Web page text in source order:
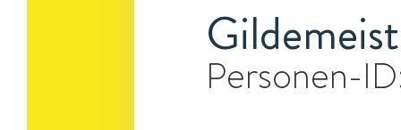
Personen-